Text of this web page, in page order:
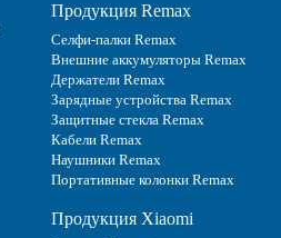
Продукция Remax
Селфи-палки Remax
Внешние аккумуляторы Remax
Держатели Remax
Зарядные устройства Remax
Защитные стекла Remax
Кабели Remax
Наушники Remax
Портативные колонки Remax
Продукция Xiaomi